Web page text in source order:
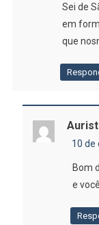
Sei de
em
que
10 de
Bom
e